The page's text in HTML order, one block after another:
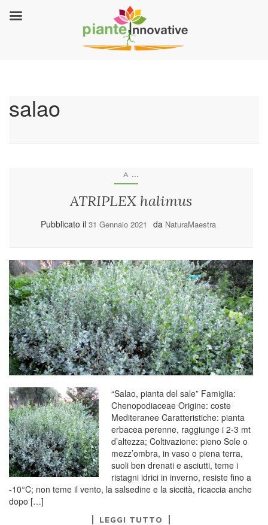
salao
A ...
ATRIPLEX halimus
Pubblicato il 31 Gennaio 2021 da NaturaMaestra
“Salao, pianta del sale” Famiglia:
Chenopodiaceae Origine: coste
Mediteranee Caratteristiche: pianta
erbacea perenne, raggiunge i 2-3 mt
d’altezza; Coltivazione: pieno Sole o
mezz’ombra, in vaso o piena terra,
suoli ben drenati e asciutti, teme i
ristagni idrici in inverno, resiste fino a
-10°C; non teme il vento, la salsedine e la siccità, ricaccia anche
dopo […]
LEGGI TUTTO